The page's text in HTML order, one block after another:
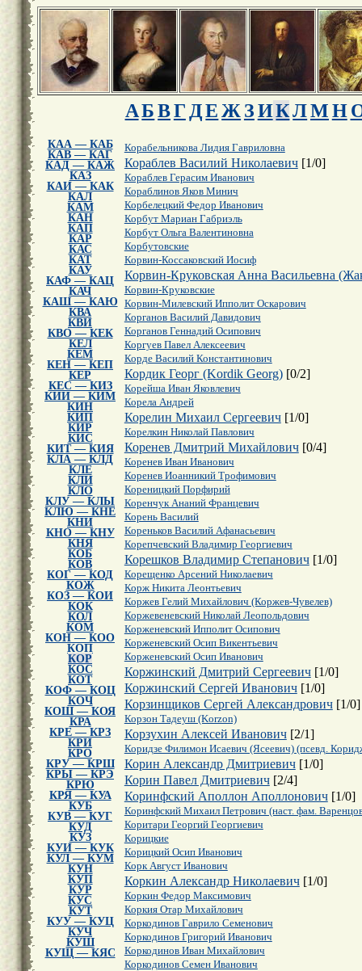
АБВГ ДЕ Ж ЗИКЛМН
КАА — КАБ
КАВ — КАГ
КАД — КАЖ
КАЗ
КАИ — КАК
КАЛ
КАМ
КАН
КАП
КАР
КАС
КАТ
КАУ
КАФ — КАЦ
КАЧ
КАШ — КАЮ
КВА
КВИ
КВО — КЕК
КЕЛ
КЕМ
КЕН — КЕП
КЕР
КЕС — КИЗ
КИИ — КИМ
КИН
КИП
КИР
КИС
КИТ — КИЯ
КЛА — КЛД
КЛЕ
КЛИ
КЛО
КЛУ — КЛЫ
КЛЮ — КНЕ
КНИ
КНО — КНУ
КНЯ
КОБ
КОВ
КОГ — КОД
КОЖ
КОЗ — КОИ
КОК
КОЛ
КОМ
КОН — КОО
КОП
КОР
КОС
КОТ
КОФ — КОЦ
КОЧ
КОШ — КОЯ
КРА
КРЕ — КРЗ
КРИ
КРО
КРУ — КРШ
КРЫ — КРЭ
КРЮ
КРЯ — КУА
КУБ
КУВ — КУГ
КУД
КУЗ
КУИ — КУК
КУЛ — КУМ
КУН
КУП
КУР
КУС
КУТ
КУУ — КУЦ
КУЧ
КУШ
КУЩ — КЯС
Корабельникова Лидия Гавриловна
Кораблев Василий Николаевич[1/0]
Кораблев Герасим Иванович
Кораблинов Яков Минич
Корбелецкий Федор Иванович
Корбут Мариан Габриэль
Корбут Ольга Валентиновна
Корбутовские
Корвин-Коссаковский Иосиф
Корвин-Круковская Анна Васильевна
Корвин-Круковские
Корвин-Милевский Ипполит Оскарович
Корганов Василий Давидович
Корганов Геннадий Осипович
Коргуев Павел Алексеевич
Корде Василий Константинович
Кордик Георг (Kordik Georg)[0/2]
Корейша Иван Яковлевич
Корела Андрей
Корелин Михаил Сергеевич[1/0]
Корелкин Николай Павлович
Коренев Дмитрий Михайлович[0/4]
Коренев Иван Иванович
Коренев Иоанникий Трофимович
Кореницкий Порфирий
Коренчук Ананий Францевич
Корень Василий
Кореньков Василий Афанасьевич
Корепчевский Владимир Георгиевич
Корешков Владимир Степанович[1/0]
Корещенко Арсений Николаевич
Корж Никита Леонтьевич
Коржев Гелий Михайлович (Коржев-Чувелев)
Коржевеневский Николай Леопольдович
Корженевский Ипполит Осипович
Корженевский Осип Викентьевич
Корженевский Осип Иванович
Коржинский Дмитрий Сергеевич[1/0]
Коржинский Сергей Иванович[1/0]
Корзинщиков Сергей Александрович[1/0]
Корзон Тадеуш (Korzon)
Корзухин Алексей Иванович[2/1]
Коридзе Филимон Исаевич (Ясеевич) (псевд.
Корин Александр Дмитриевич[1/0]
Корин Павел Дмитриевич[2/4]
Коринфский Аполлон Аполлонович[1/0]
Коринфский Михаил Петрович (наст. фам.
Коритари Георгий Георгиевич
Корицкие
Корицкий Осип Иванович
Корк Август Иванович
Коркин Александр Николаевич[1/0]
Коркин Федор Максимович
Коркия Отар Михайлович
Коркодинов Гаврило Семенович
Коркодинов Григорий Иванович
Коркодинов Иван Михайлович
Коркодинов Семен Иванович